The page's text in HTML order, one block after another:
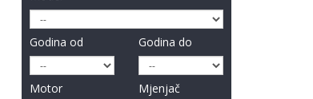
Godina od Godina do
Motor Mjenjač